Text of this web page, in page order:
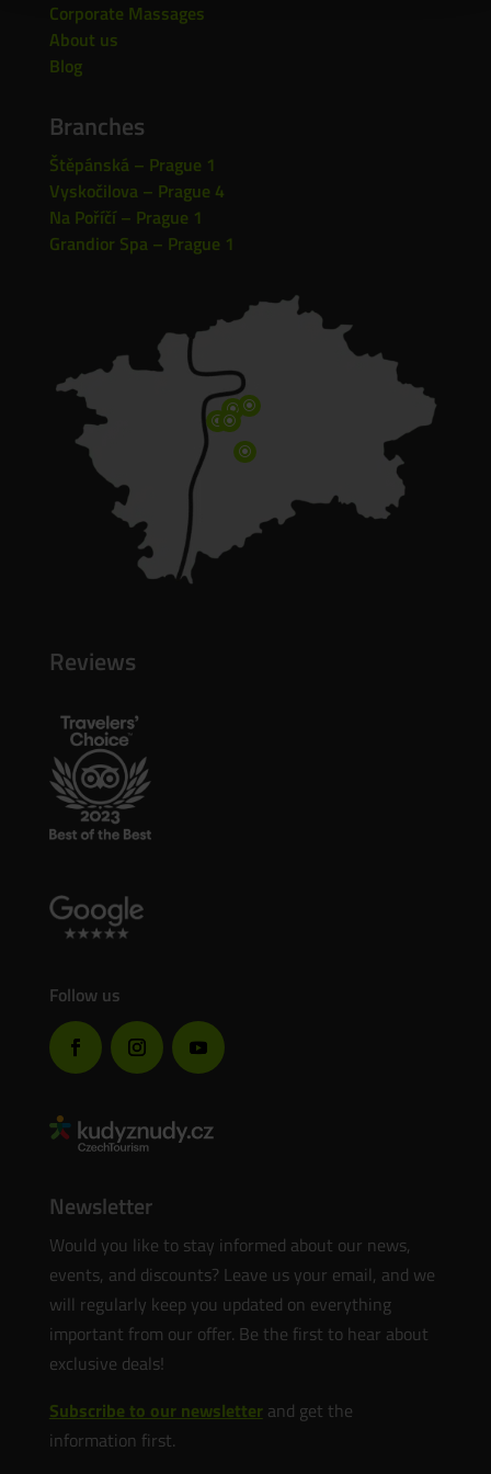
Corporate Massages
About us
Blog
Branches
Štěpánská – Prague 1
Vyskočilova – Prague 4
Na Poříčí – Prague 1
Grandior Spa – Prague 1
\ \
\\
\
Reviews
Follow us
Newsletter
Would you like to stay informed about our news,
events, and discounts? Leave us your email, and we
will regularly keep you updated on everything
important from our offer. Be the first to hear about
exclusive deals!
Subscribe to our newsletterand get the
information first.